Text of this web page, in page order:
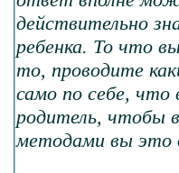
действительно
ребенка. То что
то, проводите
само по себе, что
родитель, чтобы
методами вы это